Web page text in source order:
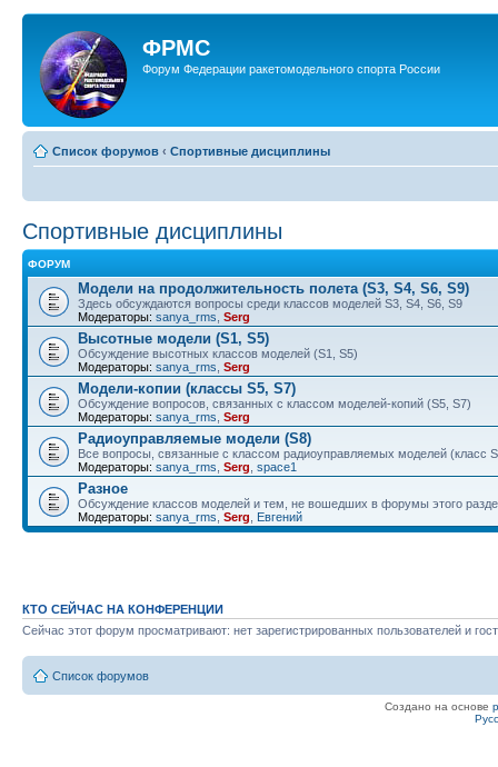
ФРМС
Форум Федерации ракетомодельного спорта России
Список форумов ‹ Спортивные дисциплины
Спортивные дисциплины
ФОРУМ
Модели на продолжительность полета (S3, S4, S6, S9)
Здесь обсуждаются вопросы среди классов моделей S3, S4, S6, S9
Модераторы: sanya_rms Serg
Высотные модели (S1, S5)
Обсуждение высотных классов моделей (S1, S5)
Модераторы: sanya_rms Serg
Модели-копии (классы S5, S7)
Обсуждение вопросов, связанных с классом моделей-копий (S5, S7)
Модераторы: sanya_rms Serg
Радиоуправляемые модели (S8)
Все вопросы, связанные с классом радиоуправляемых моделей (класс
Модераторы: sanya_rms Serg space1
Разное
Обсуждение классов моделей и тем, не вошедших в форумы этого
Модераторы: sanya_rms Serg Евгений
КТО СЕЙЧАС НА КОНФЕРЕНЦИИ
Сейчас этот форум просматривают: нет зарегистрированных пользователей и
Список форумов
Создано на основе